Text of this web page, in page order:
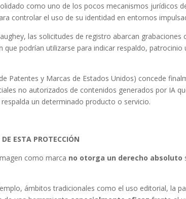
como uno de los pocos mecanismos jurídicos
controlar el uso de su identidad en entornos
las solicitudes de registro abarcan
que podrían utilizarse para indicar respaldo,
Patentes y Marcas de Estados Unidos) concede
no autorizados de contenidos generados por IA
un determinado producto o servicio.
ESTA PROTECCIÓN
como marca no otorga un derecho absoluto
ámbitos tradicionales como el uso editorial, la